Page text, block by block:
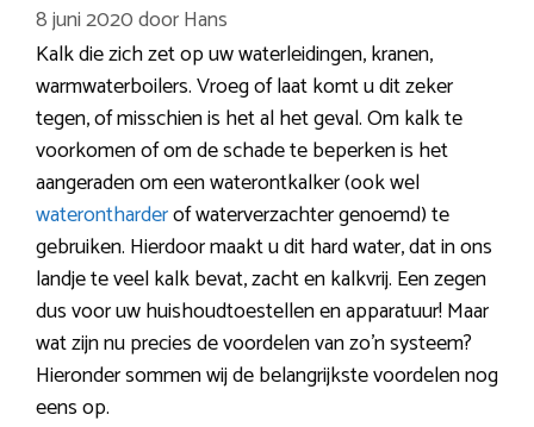
8 juni 2020doorHans
Kalk die zich zet op uw waterleidingen, kranen,
warmwaterboilers. Vroeg of laat komt u dit zeker
tegen, of misschien is het al het geval. Om kalk te
voorkomen of om de schade te beperken is het
aangeraden om een waterontkalker (ook wel
waterontharderof waterverzachter genoemd) te
gebruiken. Hierdoor maakt u dit hard water, dat in ons
landje te veel kalk bevat, zacht en kalkvrij. Een zegen
dus voor uw huishoudtoestellen en apparatuur! Maar
wat zijn nu precies de voordelen van zo’n systeem?
Hieronder sommen wij de belangrijkste voordelen nog
eens op.